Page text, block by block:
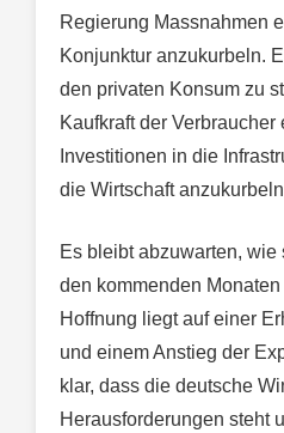
Regierung Massnahmen
Konjunktur anzukurbeln.
den privaten Konsum zu
Kaufkraft der Verbraucher
Investitionen in die
die Wirtschaft
Es bleibt abzuwarten,
den kommenden
Hoffnung liegt auf einer
und einem Anstieg der
klar, dass die deutsche
Herausforderungen steht